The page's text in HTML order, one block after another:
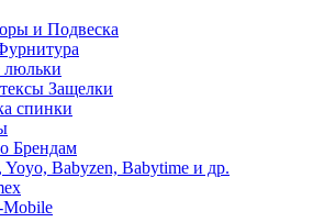
и Подвеска
люльки
Защелки
спинки
Брендам
Yoyo, Babyzen, Babytime и др.
Mobile